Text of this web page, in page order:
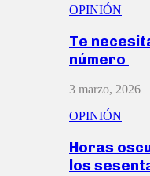
OPINIÓN
Te
número
3 marzo, 2026
OPINIÓN
Horas
los